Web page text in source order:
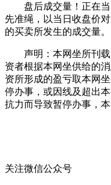
盘后成交量！正在当
先准绳，以当日收盘价
的买卖所发生的成交量。
声明：本网坐所刊载
资者根据本网坐供给的
资所形成的盈亏取本网
停办事，或因线及超出
抗力而导致暂停办事，
关注微信公众号